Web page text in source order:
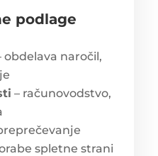
podlage
obdelava naročil,
– računovodstvo,
spletne strani